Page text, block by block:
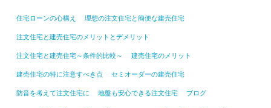
住宅ローンの心構え 理想の注文住宅と簡便な建売住宅
注文住宅と建売住宅のメリットとデメリット
注文住宅と建売住宅～条件的比較～ 建売住宅のメリット
建売住宅の特に注意すべき点 セミオーダーの建売住宅
防音を考えて注文住宅に 地盤も安心できる注文住宅 ブログ